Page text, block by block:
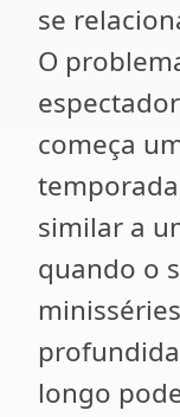
se
O
começa
similar a
quando o
longo